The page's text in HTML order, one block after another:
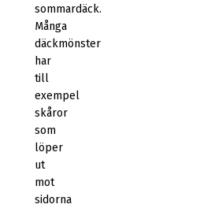
sommardäck.
Många
däckmönster
har
till
exempel
skåror
som
löper
ut
mot
sidorna